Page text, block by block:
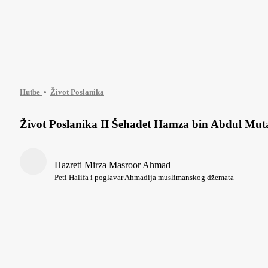
Hutbe Život Poslanika
Život Poslanika II Šehadet Hamza bin Abdul
Hazreti Mirza Masroor Ahmad
Peti Halifa i poglavar Ahmadija muslimanskog džemata